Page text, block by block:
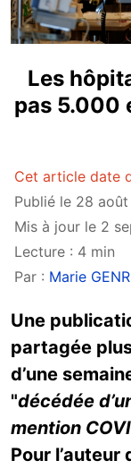
Les
pas 5.000
Cet article date
Publié le 28
Mis à jour le 2
Lecture : 4 min
Par : Marie
Une
partagée
d’une
"décédée
mention
Pour l’auteur